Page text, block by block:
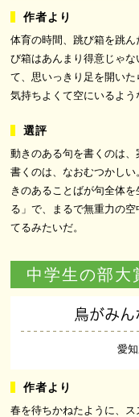
体育の時間、跳び箱を跳
び箱はあんまり得意じゃ
て、思いっきり足を開いた
気持ちよくて空にいるよう
動きのある句を書くのは
書くのは、なおむつかし
きのあることばが句全体
る」で、まるで無重力の
てるみたいだ。
中学生の部大
鳥がみ
愛
春を待ちかねたように、